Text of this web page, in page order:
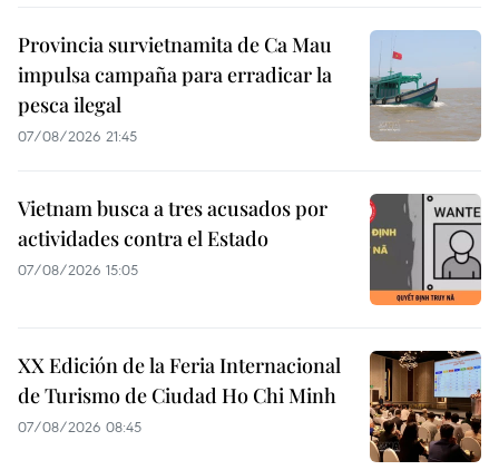
Provincia survietnamita de Ca Mau
impulsa campaña para erradicar la
pesca ilegal
07/08/2026 21:45
Vietnam busca a tres acusados por
actividades contra el Estado
07/08/2026 15:05
XX Edición de la Feria Internacional
de Turismo de Ciudad Ho Chi Minh
07/08/2026 08:45